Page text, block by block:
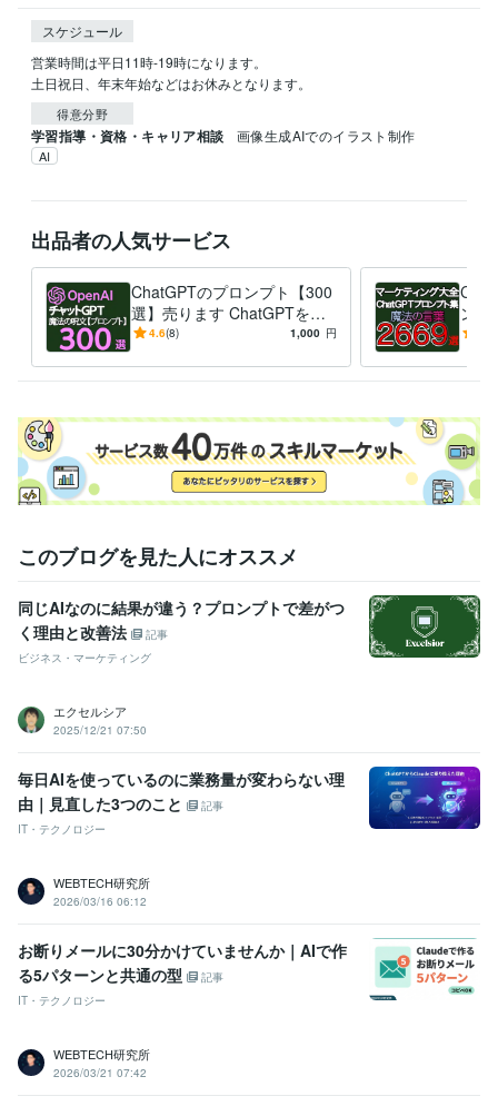
スケジュール
営業時間は平日11時-19時になります。
土日祝日、年末年始などはお休みとなります。
得意分野
学習指導・資格・キャリア相談 画像生成AIでのイラスト制作
AI
出品者の人気サービス
ChatGPTのプロンプト【300
選】売ります ChatGPTを自
由自在に使いこなす300個の
4.6(8) 1,000 円
ング
監修
このブログを見た人にオススメ
同じAIなのに結果が違う？プロンプトで差がつ
く理由と改善法
記事
ビジネス・マーケティング
エクセルシア
2025/12/21 07:50
毎日AIを使っているのに業務量が変わらない理
由｜見直した3つのこと
記事
IT・テクノロジー
WEBTECH研究所
2026/03/16 06:12
お断りメールに30分かけていませんか｜AIで作
る5パターンと共通の型
記事
IT・テクノロジー
WEBTECH研究所
2026/03/21 07:42